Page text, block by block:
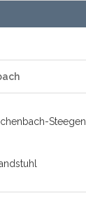
Steegen